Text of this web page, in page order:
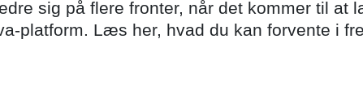
sig på flere fronter, når det kommer til at
platform. Læs her, hvad du kan forvente i